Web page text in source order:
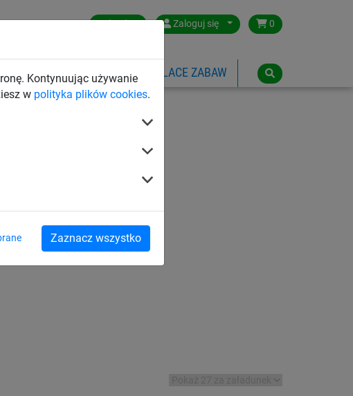
Kontynuując używanie
w polityka plików cookies.
Zaznacz wszystko
Poland Zaloguj się 0
TRANSPORTOWE LINOWE PLACE ZABAW